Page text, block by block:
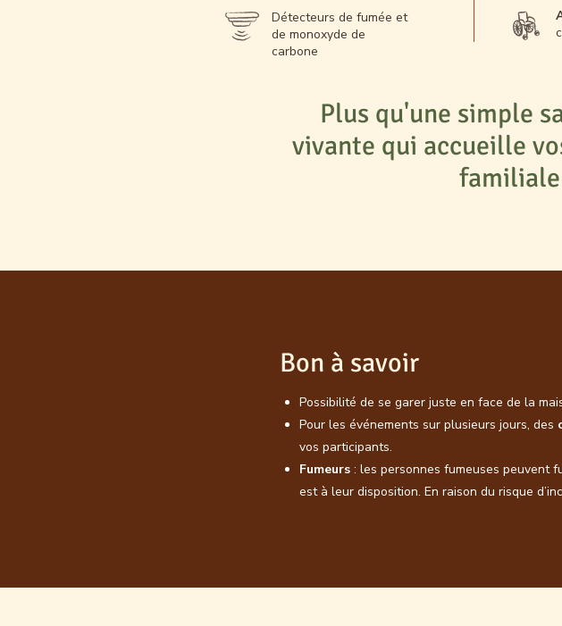
Détecteurs de fumée et
de monoxyde de
carbone
Plus qu'une simple
vivante qui accueille
Bon à savoir
Possibilité de se garer juste en face de la
Pour les événements sur plusieurs jours, des
vos participants.
Fumeurs : les personnes fumeuses peuvent
est à leur disposition. En raison du risque